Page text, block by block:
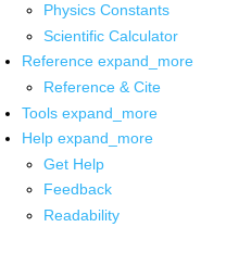
Physics Constants
Scientific Calculator
Reference expand_more
Reference & Cite
Tools expand_more
Help expand_more
Get Help
Feedback
Readability